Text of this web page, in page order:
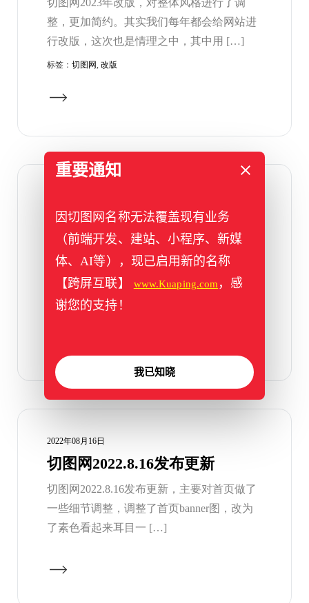
切图网2023年改版，对整体风格进行了调
整，更加简约。其实我们每年都会给网站进
行改版，这次也是情理之中，其中用 […]
标签： 切图网, 改版
切图网整站已经变黑白色，附
css代码 亲测可用
网站变黑白色的场景比较多，在全国哀悼日
（吊念地震、疫情等）时候，通常站长会把
网站调成黑白以示哀悼。而其中的代码 […]
2022年08月16日
切图网2022.8.16发布更新
切图网2022.8.16发布更新，主要对首页做了
一些细节调整，调整了首页banner图，改为
了素色看起来耳目一 […]
重要通知
因切图网名称无法覆盖现有业务
（前端开发、建站、小程序、新媒
体、AI等），现已启用新的名称
【跨屏互联】
www.Kuaping.com ，感
谢您的支持！
我已知晓